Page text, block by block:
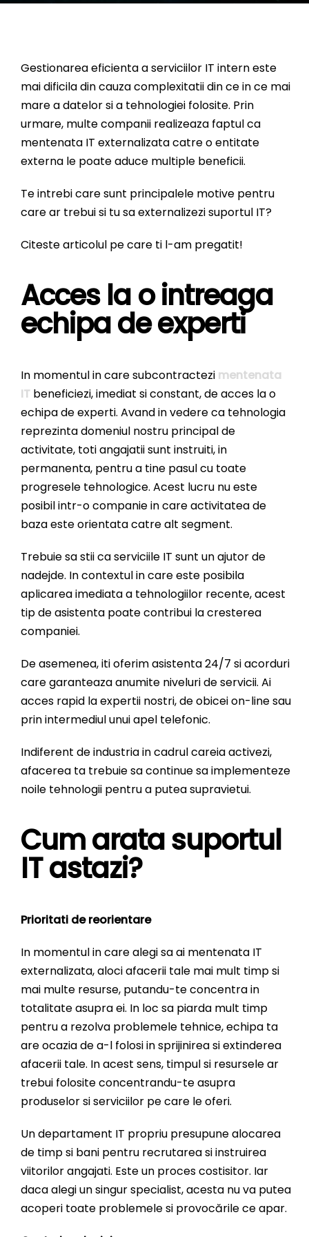
Gestionarea eficienta a serviciilor IT intern este
mai dificila din cauza complexitatii din ce in ce mai
mare a datelor si a tehnologiei folosite. Prin
urmare, multe companii realizeaza faptul ca
mentenata IT externalizata catre o entitate
externa le poate aduce multiple beneficii.
Te intrebi care sunt principalele motive pentru
care ar trebui si tu sa externalizezi suportul IT?
Citeste articolul pe care ti l-am pregatit!
Acces la o intreaga
echipa de experti
In momentul in care subcontractezi mentenata
IT beneficiezi, imediat si constant, de acces la o
echipa de experti. Avand in vedere ca tehnologia
reprezinta domeniul nostru principal de
activitate, toti angajatii sunt instruiti, in
permanenta, pentru a tine pasul cu toate
progresele tehnologice. Acest lucru nu este
posibil intr-o companie in care activitatea de
baza este orientata catre alt segment.
Trebuie sa stii ca serviciile IT sunt un ajutor de
nadejde. In contextul in care este posibila
aplicarea imediata a tehnologiilor recente, acest
tip de asistenta poate contribui la cresterea
companiei.
De asemenea, iti oferim asistenta 24/7 si acorduri
care garanteaza anumite niveluri de servicii. Ai
acces rapid la expertii nostri, de obicei on-line sau
prin intermediul unui apel telefonic.
Indiferent de industria in cadrul careia activezi,
afacerea ta trebuie sa continue sa implementeze
noile tehnologii pentru a putea supravietui.
Cum arata suportul
IT astazi?
Prioritati de reorientare
In momentul in care alegi sa ai mentenata IT
externalizata, aloci afacerii tale mai mult timp si
mai multe resurse, putandu-te concentra in
totalitate asupra ei. In loc sa piarda mult timp
pentru a rezolva problemele tehnice, echipa ta
are ocazia de a-l folosi in sprijinirea si extinderea
afacerii tale. In acest sens, timpul si resursele ar
trebui folosite concentrandu-te asupra
produselor si serviciilor pe care le oferi.
Un departament IT propriu presupune alocarea
de timp si bani pentru recrutarea si instruirea
viitorilor angajati. Este un proces costisitor. Iar
daca alegi un singur specialist, acesta nu va putea
acoperi toate problemele si provocările ce apar.